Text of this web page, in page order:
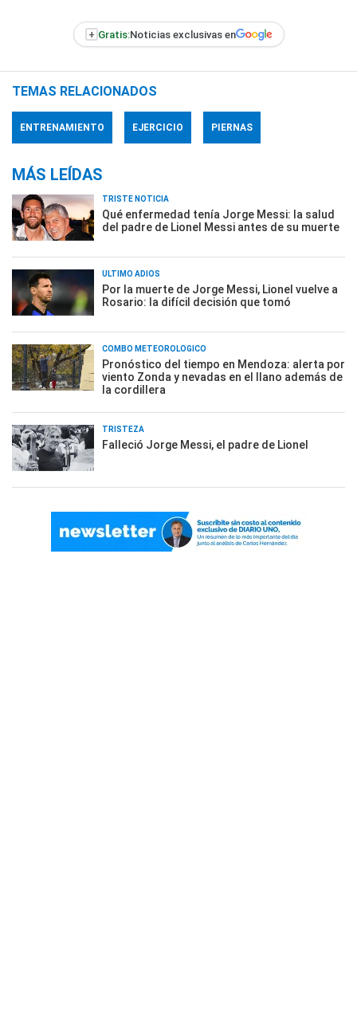
+ Gratis:Noticias exclusivas en
TEMAS RELACIONADOS
ENTRENAMIENTO EJERCICIO PIERNAS
MÁS LEÍDAS
TRISTE NOTICIA
Qué enfermedad tenía Jorge Messi: la salud
del padre de Lionel Messi antes de su muerte
ÚLTIMO ADIÓS
Por la muerte de Jorge Messi, Lionel vuelve a
Rosario: la difícil decisión que tomó
COMBO METEOROLÓGICO
Pronóstico del tiempo en Mendoza: alerta por
viento Zonda y nevadas en el llano además de
la cordillera
TRISTEZA
Falleció Jorge Messi, el padre de Lionel